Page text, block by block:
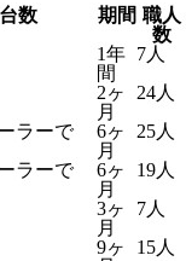
数 期間 職人
数
1年
間
7人
2ヶ
月
24人
ラーで
6ヶ
月
25人
ラーで
6ヶ
月
19人
3ヶ
月
7人
9ヶ
15人